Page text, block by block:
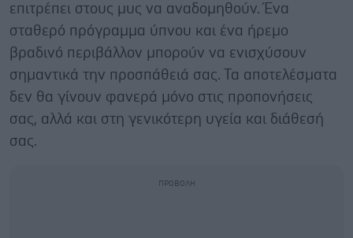
επιτρέπει στους μυς να αναδομηθούν. Ένα
σταθερό πρόγραμμα ύπνου και ένα ήρεμο
βραδινό περιβάλλον μπορούν να ενισχύσουν
σημαντικά την προσπάθειά σας. Τα αποτελέσματα
δεν θα γίνουν φανερά μόνο στις προπονήσεις
σας, αλλά και στη γενικότερη υγεία και διάθεσή
σας.